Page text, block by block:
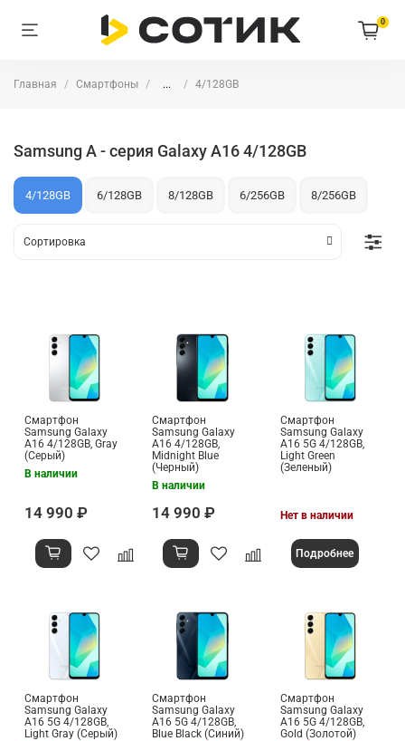
0
Главная Смартфоны ... 4/128GB
Samsung A - серия Galaxy A16 4/128GB
4/128GB 6/128GB 8/128GB 6/256GB 8/256GB
Смартфон
Samsung Galaxy
A16 4/128GB, Gray
(Серый)
В наличии
14 990 ₽
Смартфон
Samsung Galaxy
A16 4/128GB,
Midnight Blue
(Черный)
В наличии
14 990 ₽
Смартфон
Samsung Galaxy
A16 5G 4/128GB,
Light Green
(Зеленый)
Нет в наличии
Подробнее
Смартфон
Samsung Galaxy
A16 5G 4/128GB,
Light Gray (Серый)
Смартфон
Samsung Galaxy
A16 5G 4/128GB,
Blue Black (Синий)
Смартфон
Samsung Galaxy
A16 5G 4/128GB,
Gold (Золотой)